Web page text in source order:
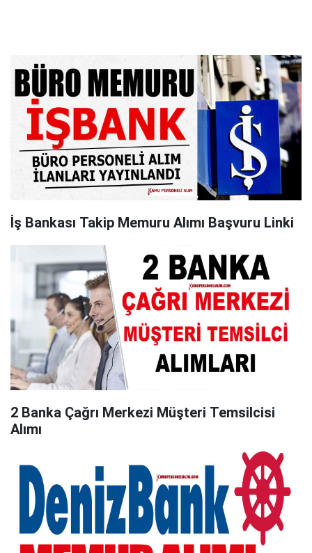
İş Bankası Takip Memuru Alımı Başvuru Linki
2 Banka Çağrı Merkezi Müşteri Temsilcisi
Alımı